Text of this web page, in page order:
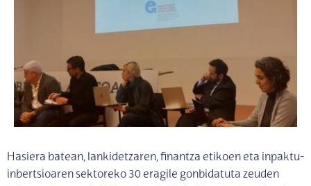
Hasiera batean, lankidetzaren, finantza etikoen eta inpaktu-
inbertsioaren sektoreko 30 eragile gonbidatuta zeuden